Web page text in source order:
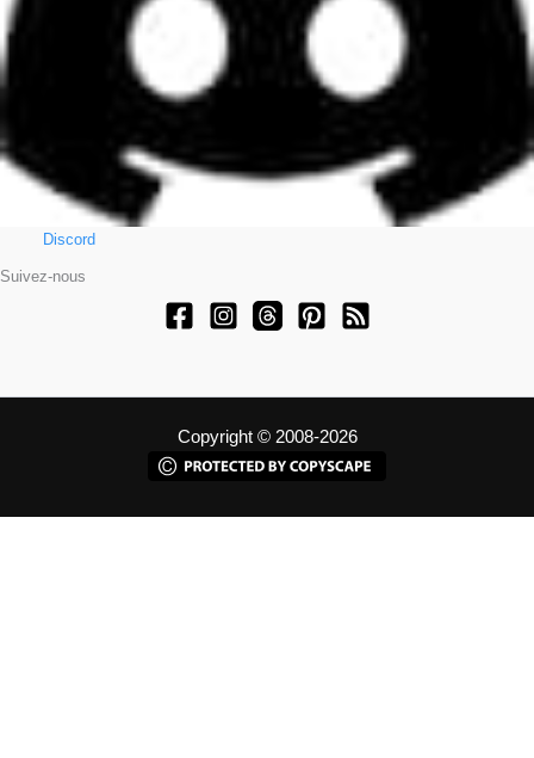
Discord
Suivez-nous
Copyright © 2008-2026